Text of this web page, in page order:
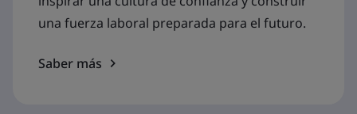
una fuerza laboral preparada para el futuro.
Saber más